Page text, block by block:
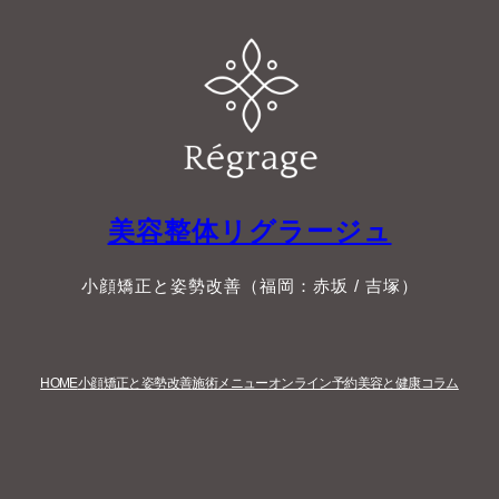
美容整体リグラージュ
小顔矯正と姿勢改善（福岡：赤坂 / 吉塚）
HOME小顔矯正と姿勢改善施術メニューオンライン予約美容と健康コラム